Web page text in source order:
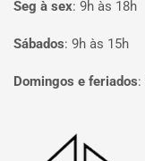
Seg à sex: 9h às 18h
Sábados: 9h às 15h
Domingos e feriados:
Página inicial